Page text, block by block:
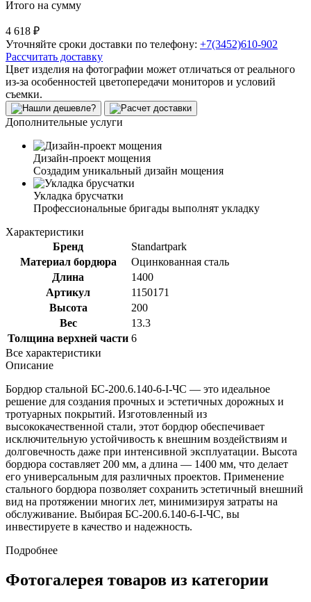
Итого на сумму
4 618 ₽
Уточняйте сроки доставки по телефону: +7(3452)610-902
Рассчитать доставку
Цвет изделия на фотографии может отличаться от реального
из-за особенностей цветопередачи мониторов и условий
съемки.
Дополнительные услуги
Дизайн-проект мощения
Создадим уникальный дизайн мощения
Укладка брусчатки
Профессиональные бригады выполнят укладку
Характеристики
Бренд
Standartpark
Материал бордюра
Оцинкованная сталь
Длина
1400
Артикул
1150171
Высота
200
Вес
13.3
Толщина верхней части 6
Все характеристики
Описание
Бордюр стальной БС-200.6.140-6-I-ЧС — это идеальное
решение для создания прочных и эстетичных дорожных и
тротуарных покрытий. Изготовленный из
высококачественной стали, этот бордюр обеспечивает
исключительную устойчивость к внешним воздействиям и
долговечность даже при интенсивной эксплуатации. Высота
бордюра составляет 200 мм, а длина — 1400 мм, что делает
его универсальным для различных проектов. Применение
стального бордюра позволяет сохранить эстетичный внешний
вид на протяжении многих лет, минимизируя затраты на
обслуживание. Выбирая БС-200.6.140-6-I-ЧС, вы
инвестируете в качество и надежность.
Подробнее
Фотогалерея товаров из категории